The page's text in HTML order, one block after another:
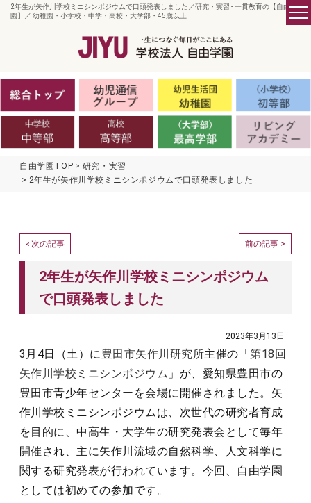
2年生が矢作川学校ミニシンポジウムで口頭発表しました／研究・実習 - 一貫教育の【自由学
園】／ 幼稚園・小学校・中学・高校・大学部・45歳以上
自由学園TOP
研究・実習
2年生が矢作川学校ミニシンポジウムで口頭発表しました
< 次の記事 前の記事 >
2年生が矢作川学校ミニシンポジウム
で口頭発表しました
2023年3月13日
3月4日（土）に豊田市矢作川研究所主催の「第18回
矢作川学校ミニシンポジウム 」が、愛知県豊田市の
豊田市青少年センターを会場に開催されました。矢
作川学校ミニシンポジウムは、次世代の研究者育成
を目的に、中高生・大学生の研究発表会として毎年
開催され、主に矢作川流域の自然科学、人文科学に
関する研究発表が行われています。今回、自由学園
としては初めての参加です。